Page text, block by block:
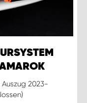
2023-